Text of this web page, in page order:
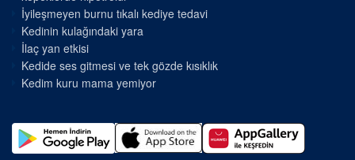
İyileşmeyen burnu tıkalı kediye tedavi
Kedinin kulağındaki yara
İlaç yan etkisi
Kedide ses gitmesi ve tek gözde kısıklık
Kedim kuru mama yemiyor